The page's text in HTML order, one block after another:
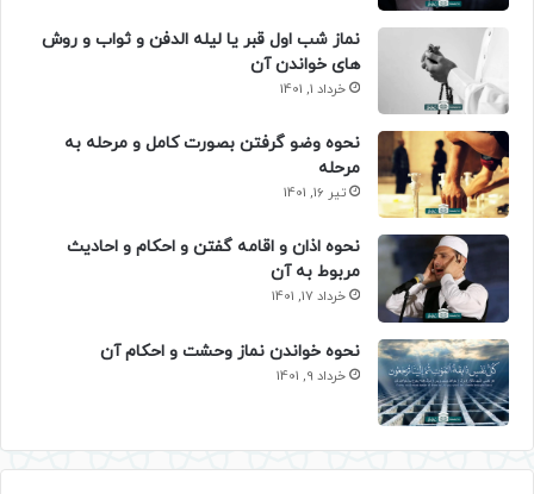
نماز شب اول قبر یا لیله الدفن و ثواب و روش
های خواندن آن
خرداد 1, 1401
نحوه وضو گرفتن بصورت کامل و مرحله به
مرحله
تیر 16, 1401
نحوه اذان و اقامه گفتن و احکام و احادیث
مربوط به آن
خرداد 17, 1401
نحوه خواندن نماز وحشت و احکام آن
خرداد 9, 1401